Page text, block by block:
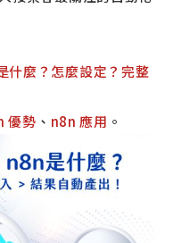
什麼？怎麼設定？完整
優勢 、 n8n 應用 。